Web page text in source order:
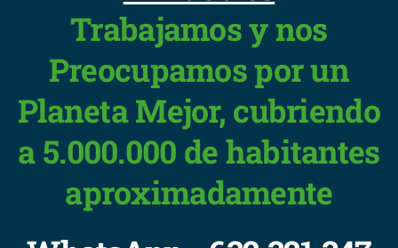
Trabajamos y nos
Preocupamos por un
Planeta Mejor, cubriendo
a 5.000.000 de habitantes
aproximadamente